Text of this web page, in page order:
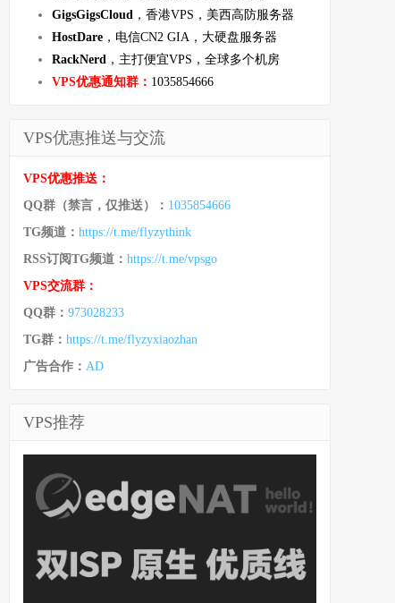
GigsGigsCloud ，香港VPS，美西高防服务器
HostDare ，电信CN2 GIA，大硬盘服务器
RackNerd ，主打便宜VPS，全球多个机房
VPS优惠通知群： 1035854666
VPS优惠推送与交流
VPS优惠推送：
QQ群（禁言，仅推送）： 1035854666
TG频道： https://t.me/flyzythink
RSS订阅TG频道： https://t.me/vpsgo
VPS交流群：
QQ群： 973028233
TG群： https://t.me/flyzyxiaozhan
广告合作： AD
VPS推荐